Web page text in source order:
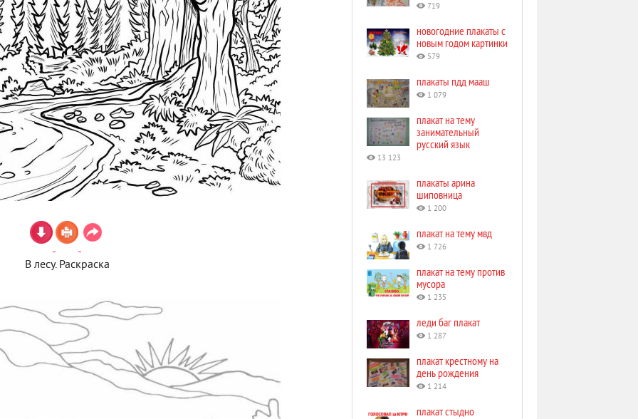
В лесу. Раскраска
719
новогодние плакаты с
новым годом картинки
579
плакаты пдд мааш
1 079
плакат на тему
занимательный
русский язык
13 123
плакаты арина
шиповница
1 200
плакат на тему мвд
1 726
плакат на тему против
мусора
1 235
леди баг плакат
1 287
плакат крестному на
день рождения
1 214
плакат стыдно